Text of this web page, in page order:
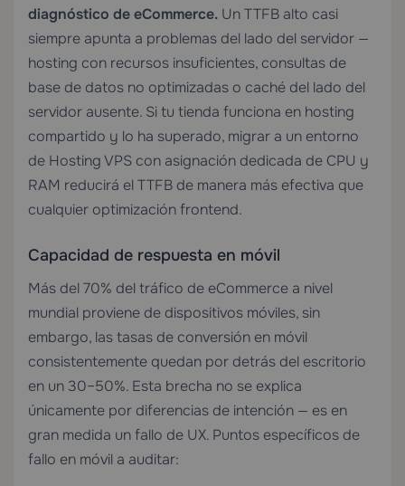
diagnóstico de eCommerce. Un TTFB alto casi
siempre apunta a problemas del lado del servidor —
hosting con recursos insuficientes, consultas de
base de datos no optimizadas o caché del lado del
servidor ausente. Si tu tienda funciona en hosting
compartido y lo ha superado, migrar a un entorno
de Hosting VPS con asignación dedicada de CPU y
RAM reducirá el TTFB de manera más efectiva que
cualquier optimización frontend.
Capacidad de respuesta en móvil
Más del 70% del tráfico de eCommerce a nivel
mundial proviene de dispositivos móviles, sin
embargo, las tasas de conversión en móvil
consistentemente quedan por detrás del escritorio
en un 30–50%. Esta brecha no se explica
únicamente por diferencias de intención — es en
gran medida un fallo de UX. Puntos específicos de
fallo en móvil a auditar: